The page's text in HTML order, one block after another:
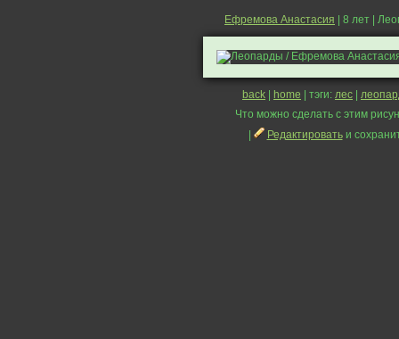
Ефремова Анастасия | 8 лет |
back home | тэги: лес
Что можно сделать с этим
Редактироватьи